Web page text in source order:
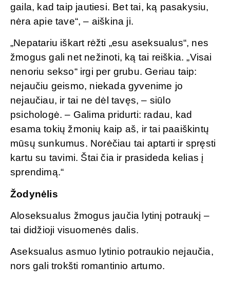
gaila, kad taip jautiesi. Bet tai, ką pasakysiu,
nėra apie tave“, – aiškina ji.
„Nepatariu iškart rėžti „esu aseksualus“, nes
žmogus gali net nežinoti, ką tai reiškia. „Visai
nenoriu sekso“ irgi per grubu. Geriau taip:
nejaučiu geismo, niekada gyvenime jo
nejaučiau, ir tai ne dėl tavęs, – siūlo
psichologė. – Galima pridurti: radau, kad
esama tokių žmonių kaip aš, ir tai paaiškintų
mūsų sunkumus. Norėčiau tai aptarti ir spręsti
kartu su tavimi. Štai čia ir prasideda kelias į
sprendimą.“
Žodynėlis
Aloseksualus žmogus jaučia lytinį potraukį –
tai didžioji visuomenės dalis.
Aseksualus asmuo lytinio potraukio nejaučia,
nors gali trokšti romantinio artumo.